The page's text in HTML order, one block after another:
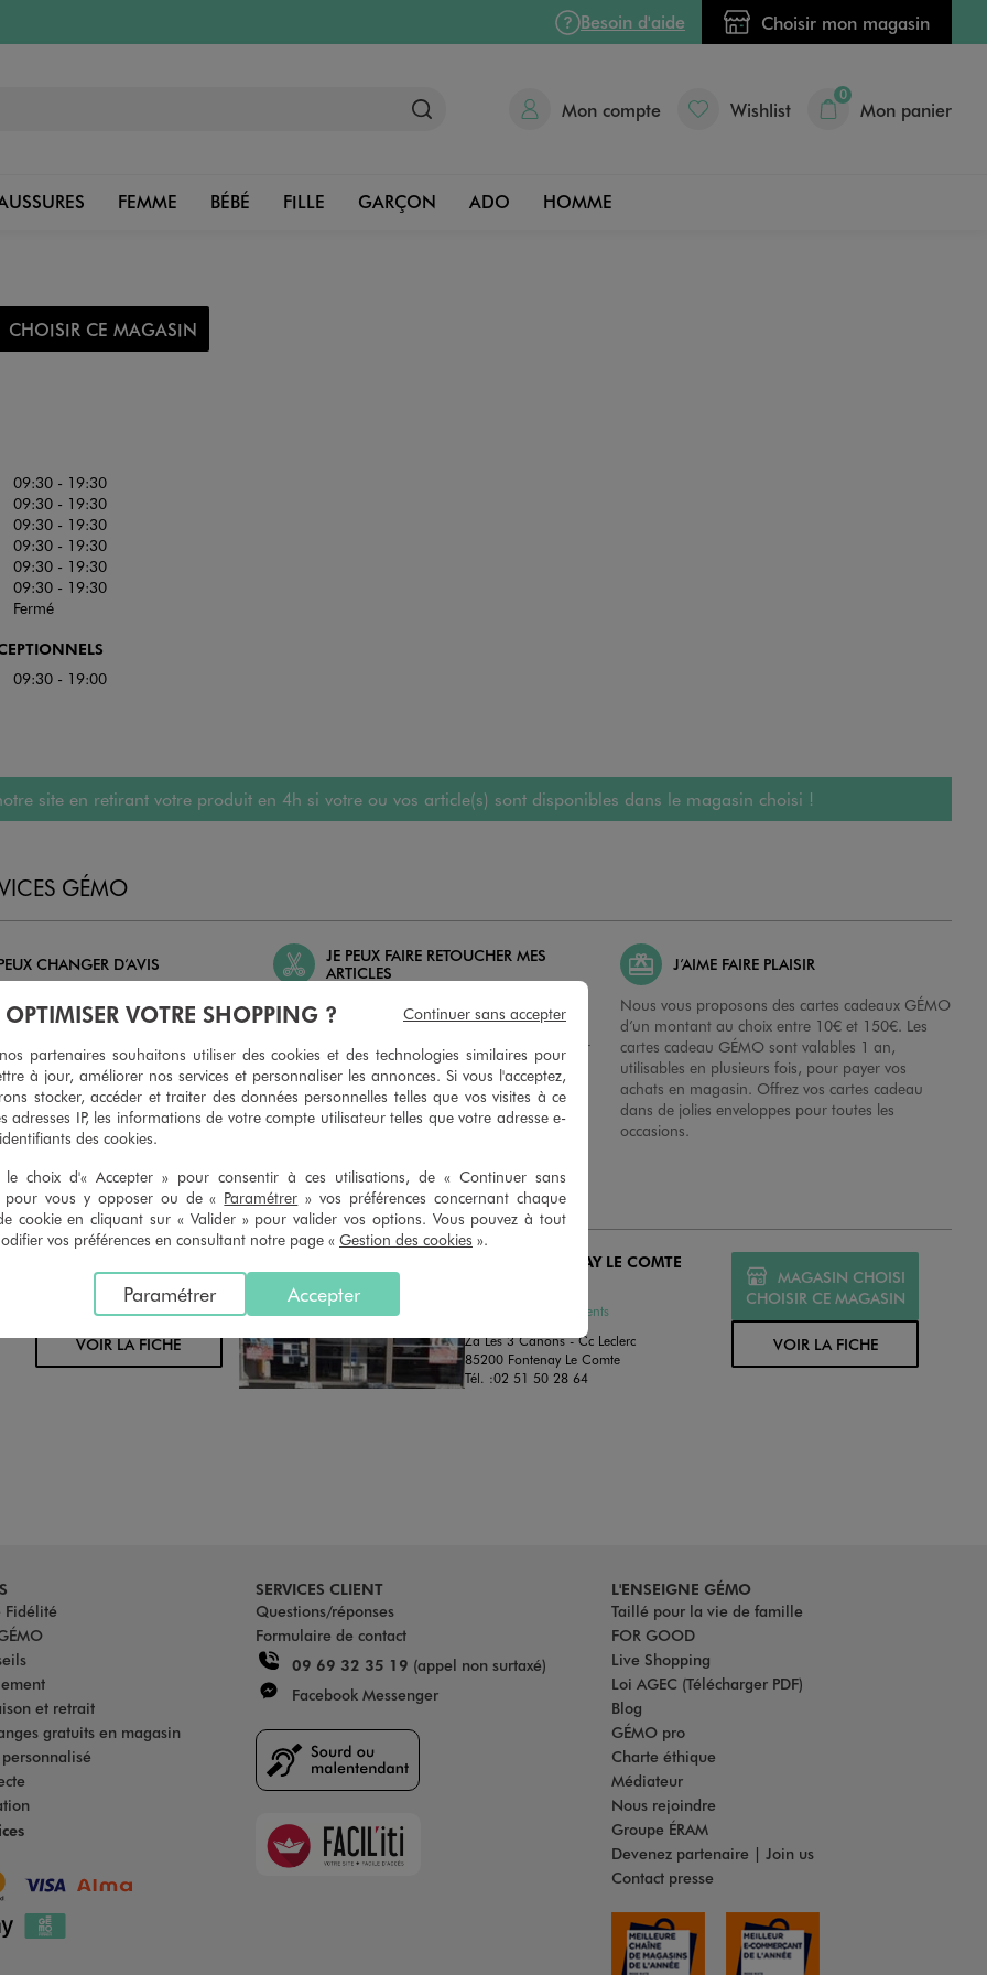
Besoin d'aide Choisir mon magasin
Mon compte Wishlist
0
Mon panier
FEMME BÉBÉ FILLE GARÇON ADO HOMME
CHOISIR CE MAGASIN
09:30 - 19:30
09:30 - 19:30
09:30 - 19:30
09:30 - 19:30
09:30 - 19:30
09:30 - 19:30
Fermé
09:30 - 19:00
site en retirant votre produit en 4h si votre ou vos article(s) sont disponibles dans le magasin choisi !
GÉMO
CHANGER D’AVIS
et vous proposons un avoir
pour tout article non
sous 30 jours, sur simple
du ticket de caisse, dans tous les
JE PEUX FAIRE RETOUCHER MES
ARTICLES
Ourlets, ceintures… vous avez la possibilité de
faire retoucher vos articles textiles dans nos
magasins. Les tarifs sont à votre disposition sur
simple demande. Voir conditions en magasins.
J’AIME FAIRE PLAISIR
Nous vous proposons des cartes cadeaux GÉMO
d’un montant au choix entre 10€ et 150€. Les
cartes cadeau GÉMO sont valables 1 an,
utilisables en plusieurs fois, pour payer vos
achats en magasin. Offrez vos cartes cadeau
dans de jolies enveloppes pour toutes les
occasions.
MAGASIN CHOISI
CHOISIR CE MAGASIN
VOIR LA FICHE
GEMO FONTENAY LE COMTE
Chaussures et Vêtements
Za Les 3 Canons - Cc Leclerc
85200 Fontenay Le Comte
Tél. :02 51 50 28 64
MAGASIN CHOISI
CHOISIR CE MAGASIN
VOIR LA FICHE
Fidélité
et retrait
gratuits en magasin
SERVICES CLIENT
Questions/réponses
Formulaire de contact
09 69 32 35 19 (appel non surtaxé)
Facebook Messenger
Faciliti
L'ENSEIGNE GÉMO
Taillé pour la vie de famille
FOR GOOD
Live Shopping
Loi AGEC (Télécharger PDF)
Blog
GÉMO pro
Charte éthique
Médiateur
Nous rejoindre
Groupe ÉRAM
Devenez partenaire | Join us
Contact presse
OPTIMISER VOTRE SHOPPING ?
partenaires souhaitons utiliser des cookies et des technologies similaires pour
à jour, améliorer nos services et personnaliser les annonces. Si vous l'acceptez,
stocker, accéder et traiter des données personnelles telles que vos visites à ce
adresses IP, les informations de votre compte utilisateur telles que votre adresse e-
des cookies.
le choix d'« Accepter » pour consentir à ces utilisations, de « Continuer sans
pour vous y opposer ou de « Paramétrer » vos préférences concernant chaque
cookie en cliquant sur « Valider » pour valider vos options. Vous pouvez à tout
vos préférences en consultant notre page « Gestion des cookies ».
Accepter
Paramétrer
Continuer sans accepter